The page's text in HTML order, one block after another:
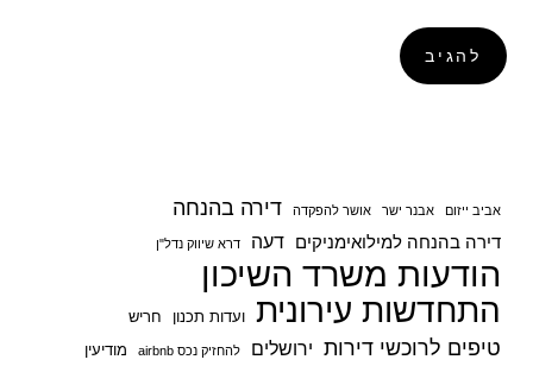
אביב ייזום אבנר ישר אושר להפקדה דירה בהנחה
דירה בהנחה למילואימניקים דעה דרא שיווק נדל"ן
הודעות משרד השיכון
התחדשות עירונית ועדות תכנון חריש
טיפים לרוכשי דירות ירושלים להחזיק נכס airbnb מודיעין